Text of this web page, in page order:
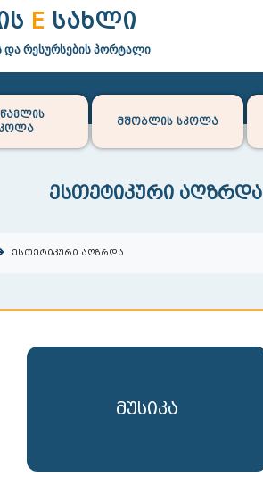
E სახლი
და რესურსების პორტალი
მშობლის სკოლა
ესთეტიკური აღზრდა
ესთეტიკური აღზრდა
მუსიკა